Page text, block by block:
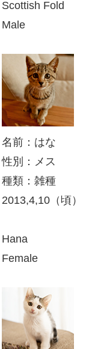
Scottish Fold
Male
名前：はな
性別：メス
種類：雑種
2013,4,10（頃）
Hana
Female